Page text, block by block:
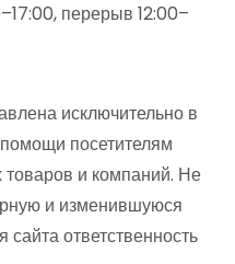
перерыв 12:00–
исключительно в
посетителям
и компаний. Не
и изменившуюся
ответственность